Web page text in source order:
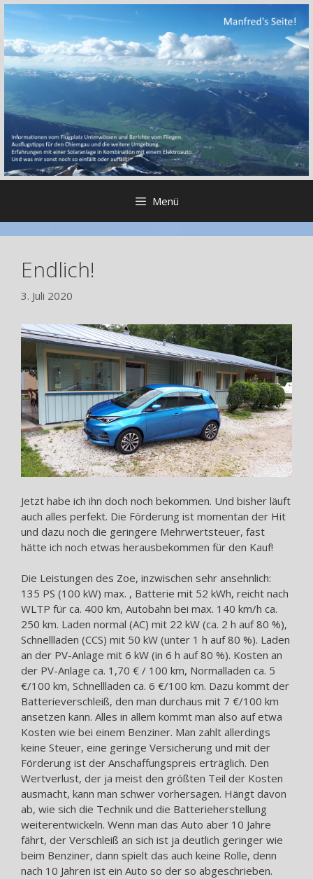
Zum
springen
Menü
Endlich!
3. Juli 2020
Jetzt habe ich ihn doch noch bekommen. Und bisher läuft
auch alles perfekt. Die Förderung ist momentan der Hit
und dazu noch die geringere Mehrwertsteuer, fast
hätte ich noch etwas herausbekommen für den Kauf!
Die Leistungen des Zoe, inzwischen sehr ansehnlich:
135 PS (100 kW) max. , Batterie mit 52 kWh, reicht nach
WLTP für ca. 400 km, Autobahn bei max. 140 km/h ca.
250 km. Laden normal (AC) mit 22 kW (ca. 2 h auf 80 %),
Schnellladen (CCS) mit 50 kW (unter 1 h auf 80 %). Laden
an der PV-Anlage mit 6 kW (in 6 h auf 80 %). Kosten an
der PV-Anlage ca. 1,70 € / 100 km, Normalladen ca. 5
€/100 km, Schnellladen ca. 6 €/100 km. Dazu kommt der
Batterieverschleiß, den man durchaus mit 7 €/100 km
ansetzen kann. Alles in allem kommt man also auf etwa
Kosten wie bei einem Benziner. Man zahlt allerdings
keine Steuer, eine geringe Versicherung und mit der
Förderung ist der Anschaffungspreis erträglich. Den
Wertverlust, der ja meist den größten Teil der Kosten
ausmacht, kann man schwer vorhersagen. Hängt davon
ab, wie sich die Technik und die Batterieherstellung
weiterentwickeln. Wenn man das Auto aber 10 Jahre
fährt, der Verschleiß an sich ist ja deutlich geringer wie
beim Benziner, dann spielt das auch keine Rolle, denn
nach 10 Jahren ist ein Auto so der so abgeschrieben.